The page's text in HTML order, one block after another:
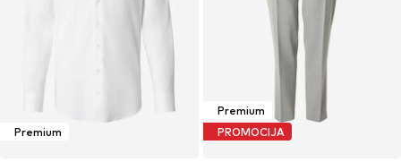
Premium
Premium
PROMOCIJA